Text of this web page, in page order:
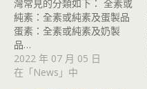
灣常見的分類如下： 全素或
純素：全素或純素及蛋製品
蛋素：全素或純素及奶製
品…
2022 年 07 月 05 日
在「News」中